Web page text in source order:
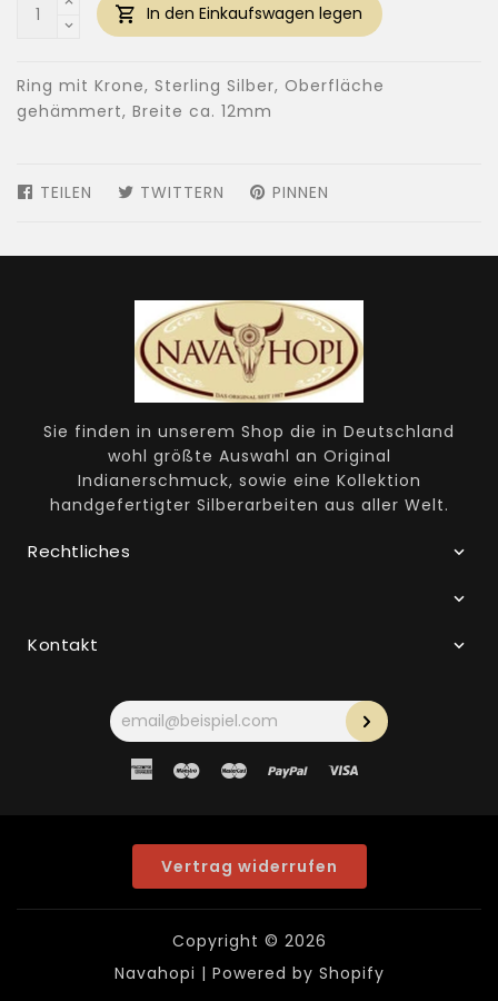
In den Einkaufswagen legen
Ring mit Krone, Sterling Silber, Oberfläche
gehämmert, Breite ca. 12mm
TEILEN AUF
TWITTERN AUF
PINNEN
Sie finden in unserem Shop die in Deutschland
wohl größte Auswahl an Original
Indianerschmuck, sowie eine Kollektion
handgefertigter Silberarbeiten aus aller Welt.
Rechtliches
Kontakt
Ihre
E-
Mail-
Adresse
AmericanMaestroMaster Paypal
Vertrag widerrufen
Copyright © 2026
Navahopi | Powered by Shopify